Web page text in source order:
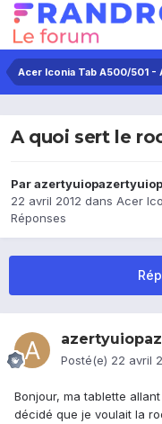
A quoi sert le
Parazertyuiopazertyuiop
22 avril 2012 dans Acer
Réponses
Posté(e) 22 avril
Bonjour, ma tablette
décidé que je voulait la